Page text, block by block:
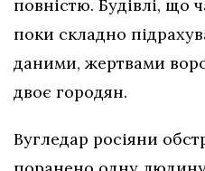
повністю. Будівлі, що
поки складно
даними, жертвами
двоє городян.
Вугледар росіяни